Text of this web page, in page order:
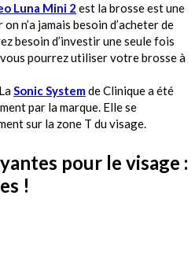
Luna Mini 2 est la brosse est une
n’a jamais besoin d’acheter de
besoin d’investir une seule fois
pourrez utiliser votre brosse à
Sonic Systemde Clinique a été
par la marque. Elle se
sur la zone T du visage.
pour le visage :
!